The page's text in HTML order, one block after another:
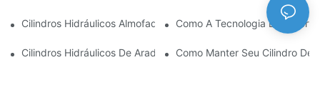
Cilindros Hidráulicos Almofadados: Reduzindo O Impacto &
Como A Tecnologia De
Cilindros Hidráulicos De Arado De Neve: Principais Recursos
Como Manter Seu Cilindro De